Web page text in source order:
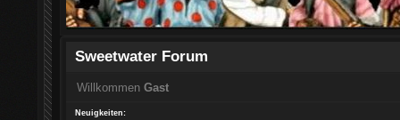
Sweetwater Forum
Willkommen Gast
Neuigkeiten: